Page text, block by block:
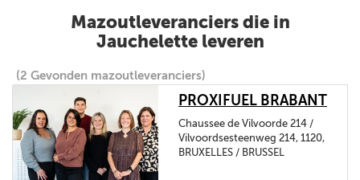
Mazoutleveranciers die in
Jauchelette leveren
(2 Gevonden mazoutleveranciers)
PROXIFUEL BRABANT
Chaussee de Vilvoorde 214 /
Vilvoordsesteenweg 214, 1120,
BRUXELLES / BRUSSEL